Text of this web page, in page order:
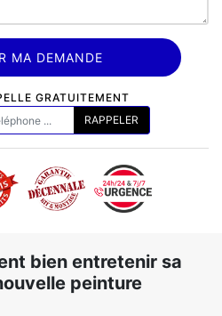
GRATUITEMENT
bien entretenir sa
peinture